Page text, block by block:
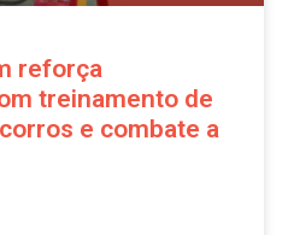
reforça
treinamento de
e combate a